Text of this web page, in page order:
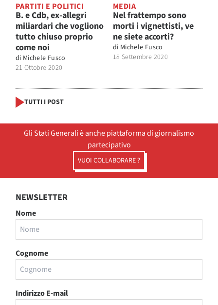
PARTITI E POLITICI
B. e Cdb, ex-allegri
miliardari che vogliono
tutto chiuso proprio
come noi
di Michele Fusco
21 Ottobre 2020
MEDIA
Nel frattempo sono
morti i vignettisti, ve
ne siete accorti?
di Michele Fusco
18 Settembre 2020
TUTTI I POST
Gli Stati Generali è anche piattaforma di giornalismo
partecipativo
VUOI COLLABORARE ?
NEWSLETTER
Nome
Cognome
Indirizzo E-mail